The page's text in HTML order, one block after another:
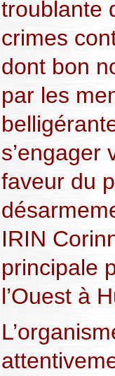
troublante
crimes
dont bon
par les
s’engager
faveur du
IRIN
principale
l’Ouest à